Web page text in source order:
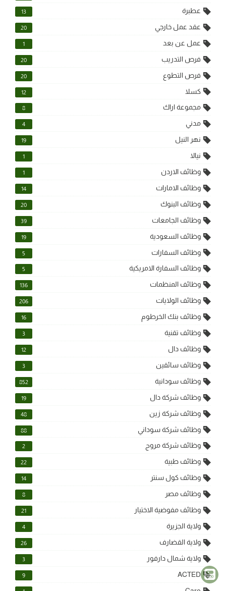
عطبرة 13
عقد عمل خارجي 20
عمل عن بعد 1
فرص التدريب 20
فرص التطوع 20
كسلا 12
مجموعة اراك 8
مدني 4
نهر النيل 19
نيالا 1
وظائف الاردن 1
وظائف الامارات 14
وظائف البنوك 20
وظائف الجامعات 39
وظائف السعودية 19
وظائف السفارات 5
وظائف السفارة الامريكية 5
وظائف المنظمات 136
وظائف الولايات 206
وظائف بنك الخرطوم 16
وظائف تقنية 3
وظائف دال 12
وظائف سائقين 3
وظائف سودانية 852
وظائف شركة دال 19
وظائف شركة زين 48
وظائف شركة سوداني 88
وظائف شركة مروج 2
وظائف طبية 22
وظائف كول سنتر 14
وظائف مصر 8
وظائف مفوضية الاختيار 21
ولاية الجزيرة 4
ولاية القضارف 26
ولاية شمال دارفور 3
ACTED
9